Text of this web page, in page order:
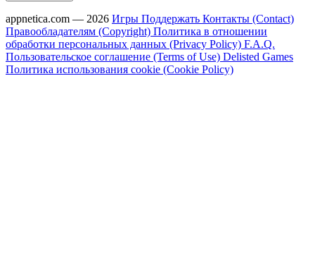
appnetica.com — 2026 Игры Поддержать Контакты (Contact)
Правообладателям (Copyright) Политика в отношении
обработки персональных данных (Privacy Policy) F.A.Q.
Пользовательское соглашение (Terms of Use) Delisted Games
Политика использования cookie (Cookie Policy)